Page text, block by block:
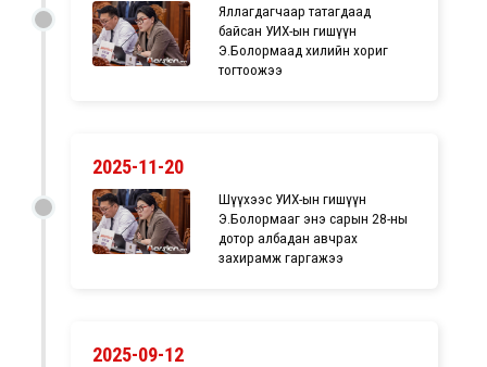
Яллагдагчаар татагдаад
байсан УИХ-ын гишүүн
Э.Болормаад хилийн хориг
тогтоожээ
2025-11-20
Шүүхээс УИХ-ын гишүүн
Э.Болормааг энэ сарын 28-ны
дотор албадан авчрах
захирамж гаргажээ
2025-09-12